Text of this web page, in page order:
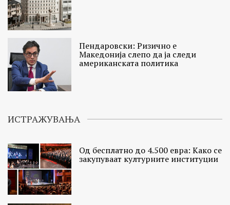
Пендаровски: Ризично e
Македонија слепо да ја следи
американската политика
ИСТРАЖУВАЊА
Од бесплатно до 4.500 евра: Како се
закупуваат културните институции